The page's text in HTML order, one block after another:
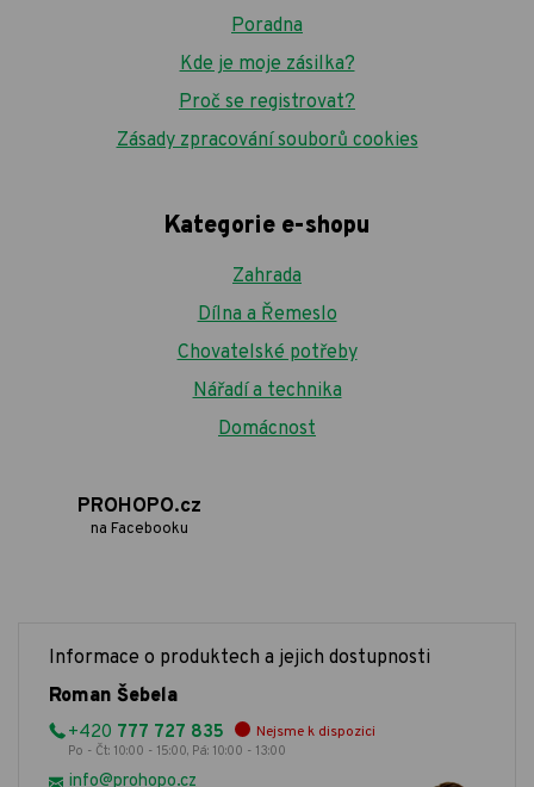
Poradna
Kde je moje zásilka?
Proč se registrovat?
Zásady zpracování souborů cookies
Kategorie e-shopu
Zahrada
Dílna a Řemeslo
Chovatelské potřeby
Nářadí a technika
Domácnost
PROHOPO.cz
na Facebooku
Informace o produktech a jejich dostupnosti
Roman Šebela
+420 777 727 835 Nejsme k dispozici
Po - Čt: 10:00 - 15:00, Pá: 10:00 - 13:00
info@prohopo.cz